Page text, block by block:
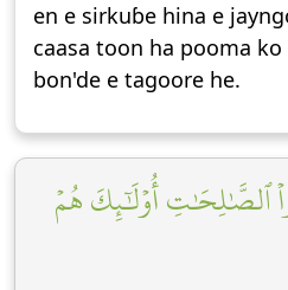
en e sirkuɓe hina e
caasa toon ha pooma
bon'de e tagoore he.
ٱلصَّٰلِحَٰتِ أُوْلَٰٓئِكَ هُمۡ